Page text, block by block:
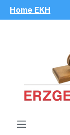
Zum Hauptinhalt
Home EKH